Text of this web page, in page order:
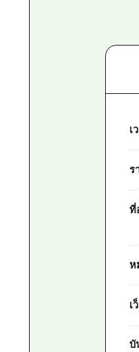
เ
ร
ที่
ห
เ
บั